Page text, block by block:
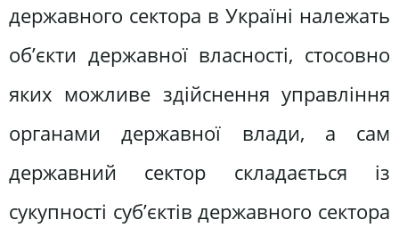
державного сектора в Україні належать
об’єкти державної власності, стосовно
яких можливе здійснення управління
органами державної влади, а сам
державний сектор складається із
сукупності суб’єктів державного сектора